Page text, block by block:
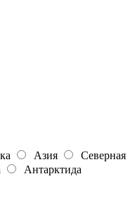
Азия
Северная
Антарктида